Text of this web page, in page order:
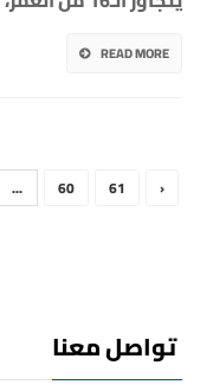
READ MORE
... 60 61 ›
تواصل معنا